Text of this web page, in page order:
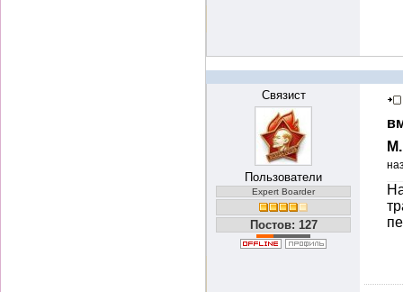
Связист
Пользователи
Expert Boarder
Постов: 127